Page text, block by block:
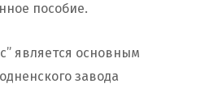
пособие.
является основным
завода